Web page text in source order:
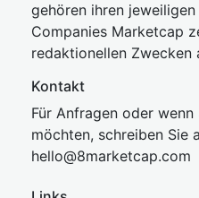
gehören ihren
Companies Marketcap
redaktionellen Zwecken
Kontakt
Für Anfragen oder
möchten, schreiben Sie
hello@8marketcap.com